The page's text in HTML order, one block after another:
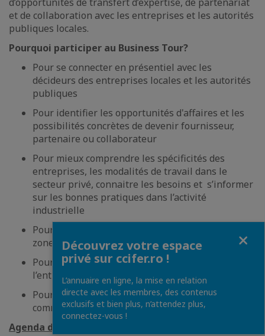
d’opportunités de transfert d’expertise, de partenariat
et de collaboration avec les entreprises et les autorités
publiques locales.
Pourquoi participer au Business Tour?
Pour se connecter en présentiel avec les
décideurs des entreprises locales et les autorités
publiques
Pour identifier les opportunités d'affaires et les
possibilités concrètes de devenir fournisseur,
partenaire ou collaborateur
Pour mieux comprendre les spécificités des
entreprises, les modalités de travail dans le
secteur privé, connaitre les besoins et s’informer
sur les bonnes pratiques dans l’activité
industrielle
Pour un accès privilégié dans les usines et les
zones de production
Pour positionner et promouvoir l’expertise de
l’entreprise dans un cadre professionnel
Pour créer et renforcer les liens avec la
communauté d’affaire locale
Agenda du Business Tour
Découvrez votre espace
privé sur ccifer.ro !
L’annuaire en ligne, la mise en relation
directe avec les membres, des contenus
exclusifs et bien plus, n’attendez plus,
connectez-vous !